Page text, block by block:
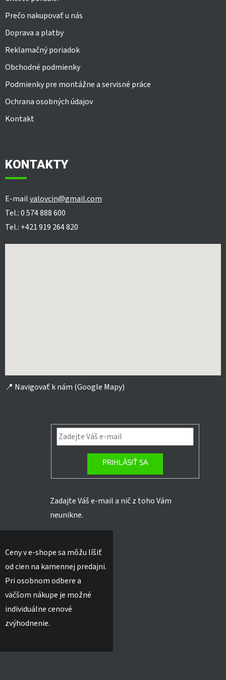
Prečo nakupovať u nás
Doprava a platby
Reklamačný poriadok
Obchodné podmienky
Podmienky pre montážne a servisné práce
Ochrana osobných údajov
Kontakt
KONTAKTY
E-mailvalovcin@gmail.com
Tel.: 0 574 888 600
Tel.: +421 919 264 820
📍 Navigovať k nám (Google Mapy)
PRIHLÁSIŤ SA
Zadajte Váš e-mail a nič z toho Vám
neunikne.
Ceny v e-shope sa môžu líšiť
od cien na kamennej predajni.
Pri osobnom odbere a
väčšom nákupe je možné
individuálne cenové
zvýhodnenie.